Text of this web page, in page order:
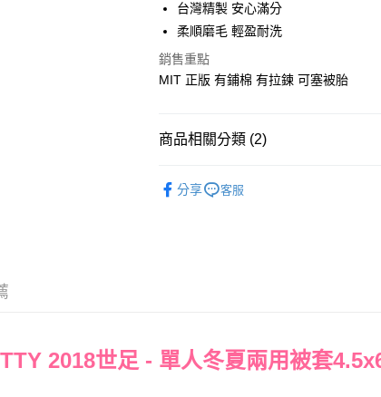
Apple Pay
悠遊付
ATM付款
宅配
台灣精製 安心滿分
柔順磨毛 輕盈耐洗
銷售重點
MIT 正版 有鋪棉 有拉鍊 可塞被胎
商品相關分類 (2)
分享 客服
2018世足 - 單人冬夏兩用被套